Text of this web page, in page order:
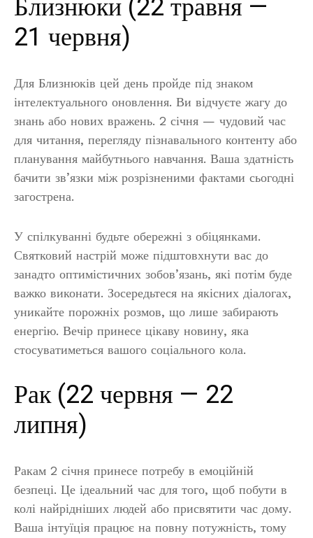
Близнюки (22 травня —
21 червня)
Для Близнюків цей день пройде під знаком
інтелектуального оновлення. Ви відчуєте жагу до
знань або нових вражень. 2 січня — чудовий час
для читання, перегляду пізнавального контенту або
планування майбутнього навчання. Ваша здатність
бачити зв’язки між розрізненими фактами сьогодні
загострена.
У спілкуванні будьте обережні з обіцянками.
Святковий настрій може підштовхнути вас до
занадто оптимістичних зобов’язань, які потім буде
важко виконати. Зосередьтеся на якісних діалогах,
уникайте порожніх розмов, що лише забирають
енергію. Вечір принесе цікаву новину, яка
стосуватиметься вашого соціального кола.
Рак (22 червня — 22
липня)
Ракам 2 січня принесе потребу в емоційній
безпеці. Це ідеальний час для того, щоб побути в
колі найрідніших людей або присвятити час дому.
Ваша інтуїція працює на повну потужність, тому